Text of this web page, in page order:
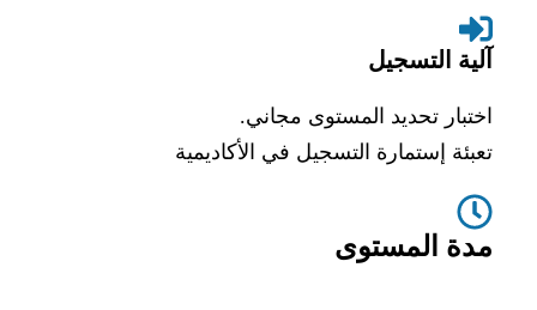
آلية التسجيل
اختبار تحديد المستوى مجاني.
تعبئة إستمارة التسجيل في الأكاديمية
مدة المستوى